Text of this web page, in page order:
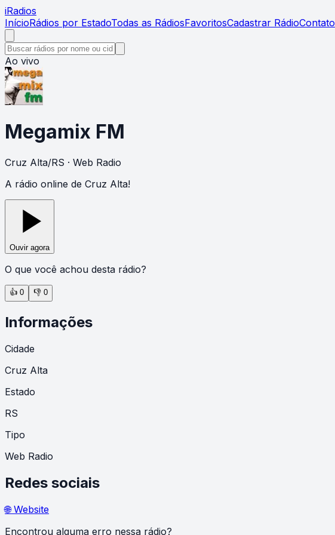
iRadios
InícioRádios por EstadoTodas as RádiosFavoritosCadastrar RádioContato
Ao vivo
Megamix FM
Cruz Alta/RS · Web Radio
A rádio online de Cruz Alta!
Ouvir agora
O que você achou desta rádio?
👍 0 👎 0
Informações
Cidade
Cruz Alta
Estado
RS
Tipo
Web Radio
Redes sociais
🌐 Website
Encontrou alguma erro nessa rádio?